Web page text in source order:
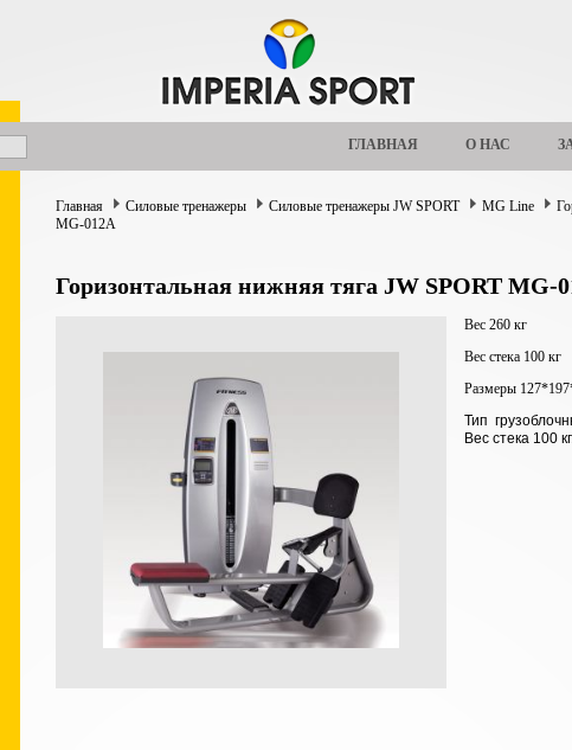
ГЛАВНАЯ О НАС
Главная Силовые тренажеры Силовые тренажеры JW SPORT MG Line
MG-012A
Горизонтальная нижняя тяга JW SPORT MG-
Вес 260 кг
Вес стека 100 кг
Размеры
Тип
Вес стека 100 кг.